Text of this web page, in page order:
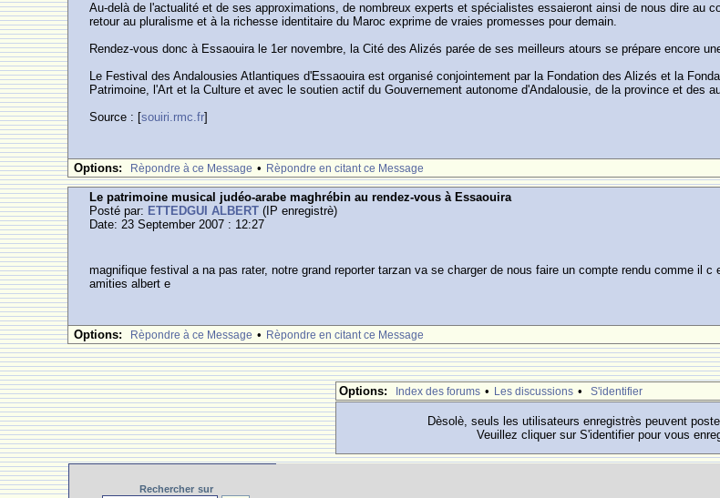
Au-delà de l'actualité et de ses approximations, de nombreux experts et spécialistes essaieront ainsi de nous dire au
retour au pluralisme et à la richesse identitaire du Maroc exprime de vraies promesses pour demain.
Rendez-vous donc à Essaouira le 1er novembre, la Cité des Alizés parée de ses meilleurs atours se prépare encore
Le Festival des Andalousies Atlantiques d'Essaouira est organisé conjointement par la Fondation des Alizés et la
Patrimoine, l'Art et la Culture et avec le soutien actif du Gouvernement autonome d'Andalousie, de la province et des
Source : [souiri.rmc.fr]
Options: Rèpondre à ce Message • Rèpondre en citant ce Message
Le patrimoine musical judéo-arabe maghrébin au rendez-vous à Essaouira
Posté par: ETTEDGUI ALBERT (IP enregistrè)
Date: 23 September 2007 : 12:27
magnifique festival a na pas rater, notre grand reporter tarzan va se charger de nous faire un compte rendu comme il c
amities albert e
Options: Rèpondre à ce Message • Rèpondre en citant ce Message
Options: Index des forums • Les discussions • S'identifier
Dèsolè, seuls les utilisateurs enregistrès peuvent
Veuillez cliquer sur S'identifier pour vous
Rechercher sur